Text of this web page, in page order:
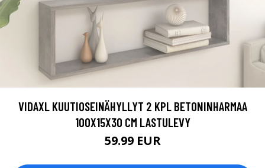
VIDAXL KUUTIOSEINÄHYLLYT 2 KPL BETONINHARMAA
100X15X30 CM LASTULEVY
59.99 EUR